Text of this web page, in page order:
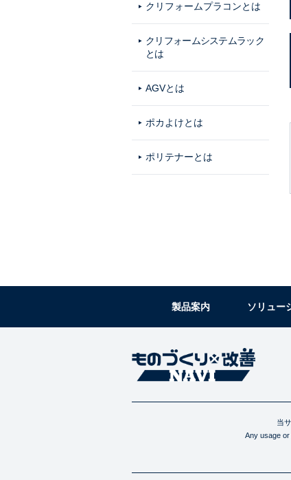
クリフォームプラコンとは
クリフォームシステムラック
とは
AGVとは
ポカよけとは
ポリテナーとは
製品案内 ソリュー
当
Any usage or